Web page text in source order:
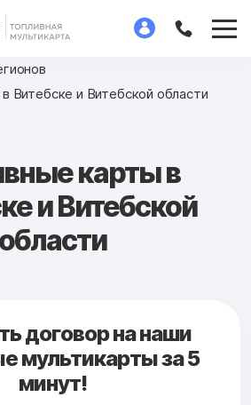
Витебске и Витебской области
карты в
и Витебской
области
договор на наши
мультикарты за 5
минут!